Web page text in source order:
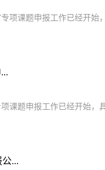
项课题申报工作已经开始
课题申报工作已经开始，
...